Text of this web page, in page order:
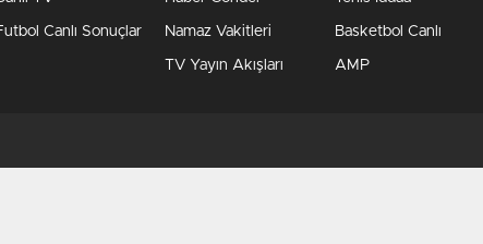
Canlı Sonuçlar Namaz Vakitleri
TV Yayın Akışları
Basketbol Canlı
AMP